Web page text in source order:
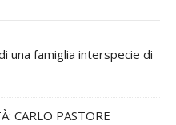
una famiglia interspecie di
CARLO PASTORE